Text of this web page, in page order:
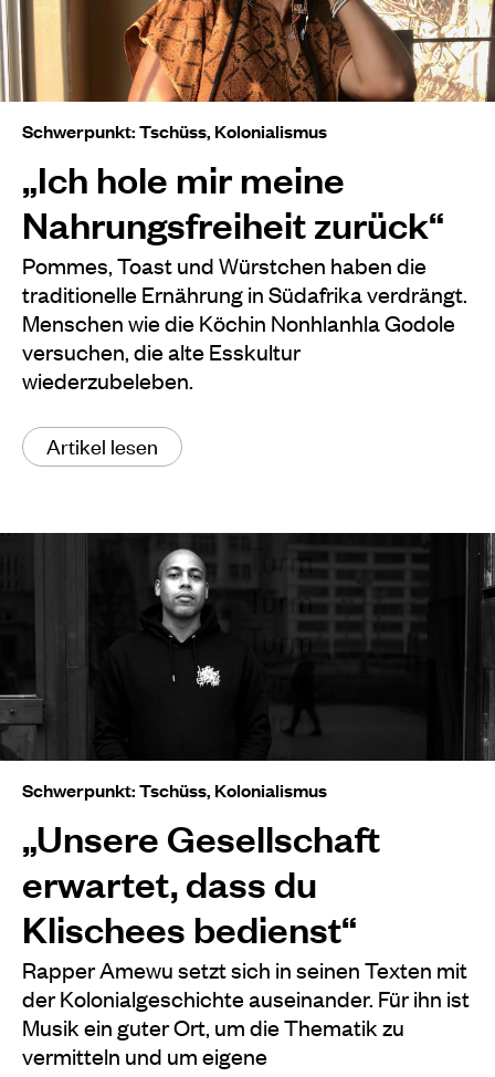
Schwerpunkt: Tschüss, Kolonialismus
„Ich hole mir meine
Nahrungsfreiheit zurück“
Pommes, Toast und Würstchen haben die
traditionelle Ernährung in Südafrika verdrängt.
Menschen wie die Köchin Nonhlanhla Godole
versuchen, die alte Esskultur
wiederzubeleben.
Artikel lesen
Schwerpunkt: Tschüss, Kolonialismus
„Unsere Gesellschaft
erwartet, dass du
Klischees bedienst“
Rapper Amewu setzt sich in seinen Texten mit
der Kolonialgeschichte auseinander. Für ihn ist
Musik ein guter Ort, um die Thematik zu
vermitteln und um eigene